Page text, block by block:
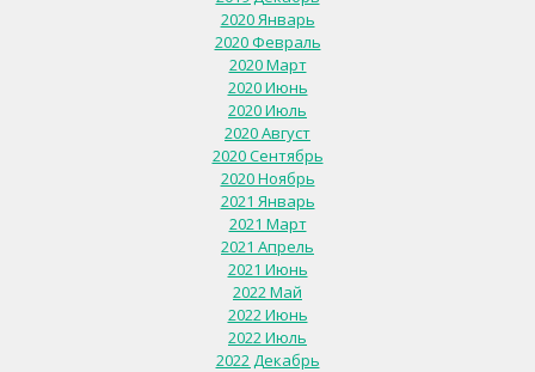
2020 Январь
2020 Февраль
2020 Март
2020 Июнь
2020 Июль
2020 Август
2020 Сентябрь
2020 Ноябрь
2021 Январь
2021 Март
2021 Апрель
2021 Июнь
2022 Май
2022 Июнь
2022 Июль
2022 Декабрь